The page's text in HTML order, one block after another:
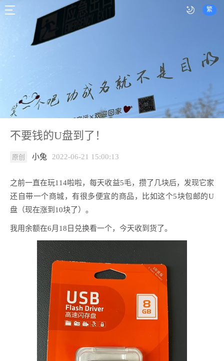
繁
不要钱的U盘到了！
原创 小兔 2022-06-21 15:00:13
之前一直在玩114啦啦，每天收益5毛，攒了几块后，发现它家
还自带一个商城，有很多便宜的商品，比如这个5块包邮的U
盘（现在涨到10块了）。
我用余额在6月18日兑换看一个，今天收到货了。